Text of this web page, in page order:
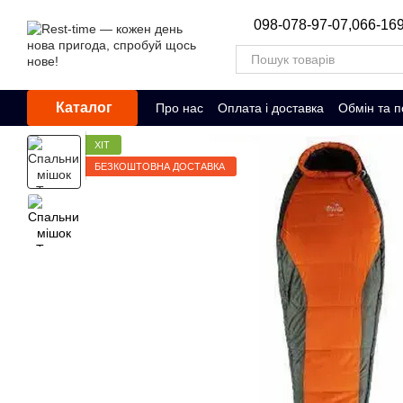
098-078-97-07,066-
Каталог Про нас Оплата і доставка Обмін та
ХІТ
БЕЗКОШТОВНА ДОСТАВКА